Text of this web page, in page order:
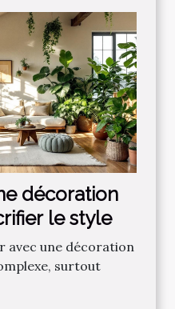
décoration
le style
avec une décoration
surtout